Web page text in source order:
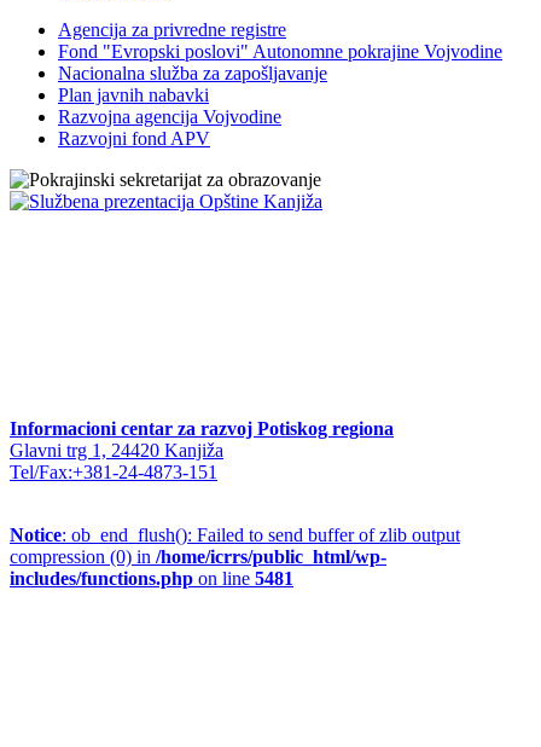
Agencija za privredne registre
Fond "Evropski poslovi" Autonomne pokrajine Vojvodine
Nacionalna služba za zapošljavanje
Plan javnih nabavki
Razvojna agencija Vojvodine
Razvojni fond APV
Informacioni centar za razvoj Potiskog regiona
Glavni trg 1, 24420 Kanjiža
Tel/Fax:+381-24-4873-151
Notice: ob_end_flush(): Failed to send buffer of zlib output
compression (0) in /home/icrrs/public_html/wp-
includes/functions.php on line 5481